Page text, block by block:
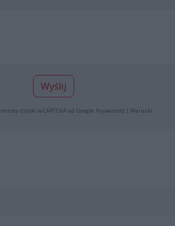
Wyślij
dzięki reCAPTCHA od Google: Prywatność| Warunki